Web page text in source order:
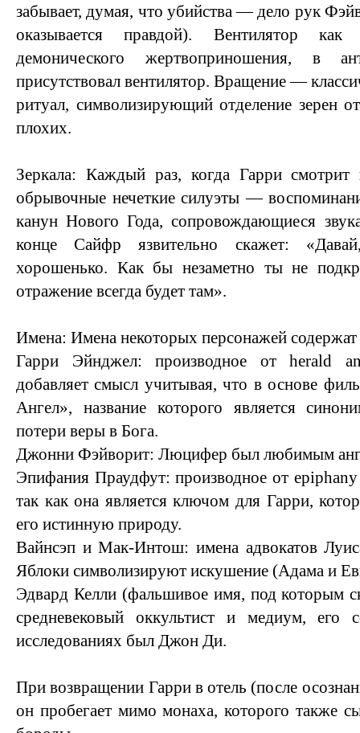
забывает, думая, что убийства — дело рук
оказывается правдой). Вентилятор
демонического жертвоприношения, в
присутствовал вентилятор. Вращение —
ритуал, символизирующий отделение зерен
плохих.
Зеркала: Каждый раз, когда Гарри
обрывочные нечеткие силуэты —
канун Нового Года, сопровождающиеся
конце Сайфр язвительно скажет:
хорошенько. Как бы незаметно ты не
отражение всегда будет там».
Имена: Имена некоторых персонажей
Гарри Эйнджел: производное от herald
добавляет смысл учитывая, что в основе
Ангел», название которого является
потери веры в Бога.
Джонни Фэйворит: Люцифер был любимым
Эпифания Праудфут: производное от epiphany
так как она является ключом для Гарри,
его истинную природу.
Вайнсэп и Мак-Интош: имена адвокатов
Яблоки символизируют искушение (Адама и
Эдвард Келли (фальшивое имя, под которым
средневековый оккультист и медиум, его
исследованиях был Джон Ди.
При возвращении Гарри в отель (после
он пробегает мимо монаха, которого также